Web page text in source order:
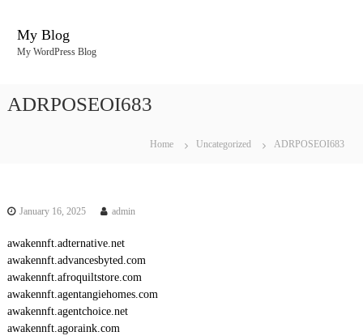
My Blog
My WordPress Blog
ADRPOSEOI683
Home Uncategorized ADRPOSEOI683
January 16, 2025 admin
awakennft.adternative.net
awakennft.advancesbyted.com
awakennft.afroquiltstore.com
awakennft.agentangiehomes.com
awakennft.agentchoice.net
awakennft.agoraink.com